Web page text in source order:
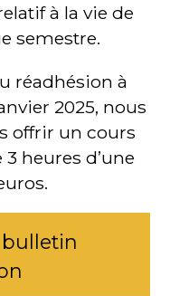
à la vie de
semestre.
réadhésion à
2025, nous
offrir un cours
heures d’une
bulletin